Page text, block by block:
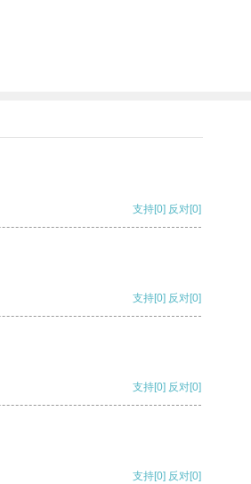
支持[0] 反对[0]
支持[0] 反对[0]
支持[0] 反对[0]
支持[0] 反对[0]